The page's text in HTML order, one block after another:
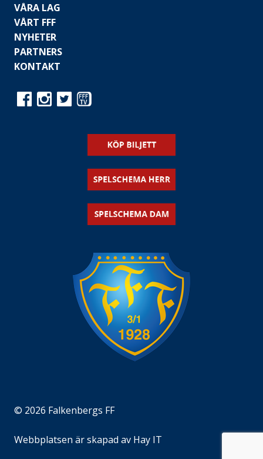
VÅRA LAG
VÅRT FFF
NYHETER
PARTNERS
KONTAKT
© 2026 Falkenbergs FF
Webbplatsen är skapad av Hay IT